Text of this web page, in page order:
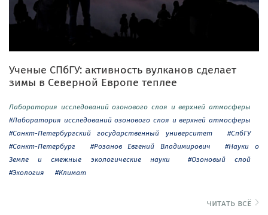
Ученые СПбГУ: активность вулканов сделает
зимы в Северной Европе теплее
Лаборатория исследований озонового слоя и верхней атмосферы
#Лаборатория исследований озонового слоя и верхней атмосферы
#Санкт-Петербургский государственный университет
#СпбГУ
#Санкт-Петербург
#Розанов Евгений Владимирович
#Науки о
Земле и смежные экологические науки
#Озоновый слой
#Экология
#Климат
читать всё